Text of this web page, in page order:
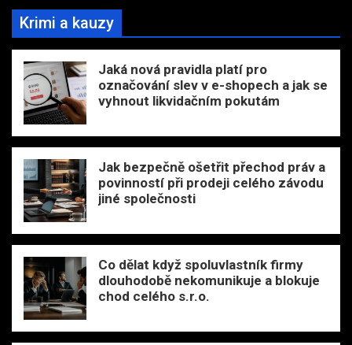
Krimi a kauzy
Jaká nová pravidla platí pro
označování slev v e-shopech a jak se
vyhnout likvidačním pokutám
Jak bezpečně ošetřit přechod práv a
povinností při prodeji celého závodu
jiné společnosti
Co dělat když spoluvlastník firmy
dlouhodobě nekomunikuje a blokuje
chod celého s.r.o.